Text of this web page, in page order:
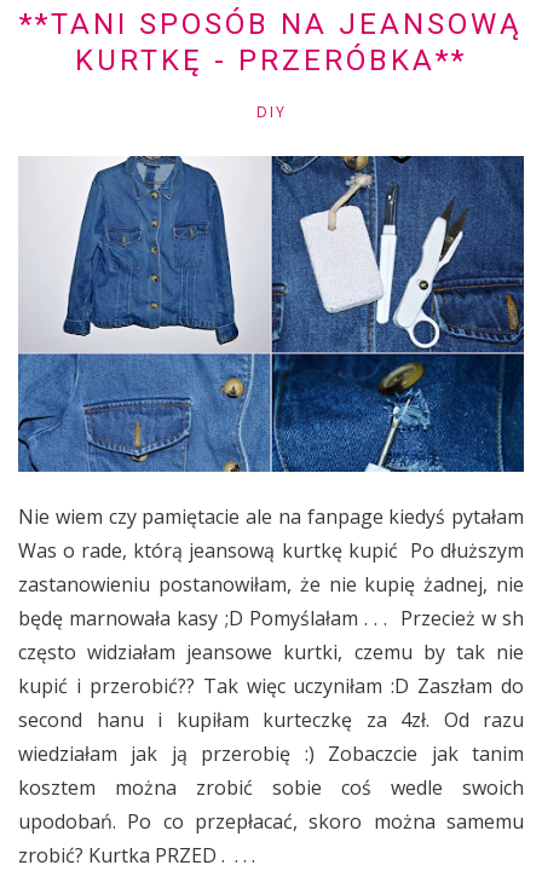
**TANI SPOSÓB NA JEANSOWĄ
KURTKĘ - PRZERÓBKA**
DIY
Nie wiem czy pamiętacie ale na fanpage kiedyś pytałam
Was o rade, którą jeansową kurtkę kupić Po dłuższym
zastanowieniu postanowiłam, że nie kupię żadnej, nie
będę marnowała kasy ;D Pomyślałam . . . Przecież w sh
często widziałam jeansowe kurtki, czemu by tak nie
kupić i przerobić?? Tak więc uczyniłam :D Zaszłam do
second hanu i kupiłam kurteczkę za 4zł. Od razu
wiedziałam jak ją przerobię :) Zobaczcie jak tanim
kosztem można zrobić sobie coś wedle swoich
upodobań. Po co przepłacać, skoro można samemu
zrobić? Kurtka PRZED . . . .